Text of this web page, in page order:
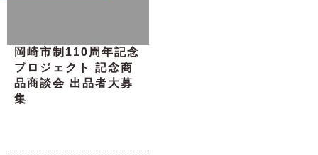
岡崎市制110周年記念
プロジェクト 記念商
品商談会 出品者大募
集